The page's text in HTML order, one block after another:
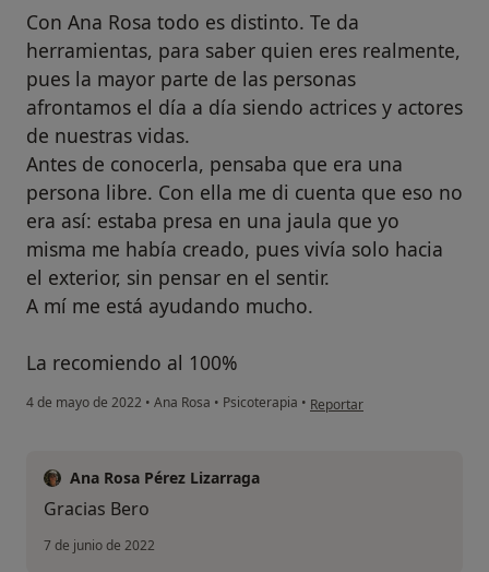
Con Ana Rosa todo es distinto. Te da
herramientas, para saber quien eres realmente,
pues la mayor parte de las personas
afrontamos el día a día siendo actrices y actores
de nuestras vidas.
Antes de conocerla, pensaba que era una
persona libre. Con ella me di cuenta que eso no
era así: estaba presa en una jaula que yo
misma me había creado, pues vivía solo hacia
el exterior, sin pensar en el sentir.
A mí me está ayudando mucho.
La recomiendo al 100%
4 de mayo de 2022 • Ana Rosa • Psicoterapia • en opinión del usuario Bero
Reportar
Ana Rosa Pérez Lizarraga
Gracias Bero
7 de junio de 2022